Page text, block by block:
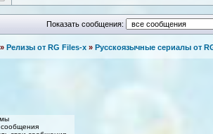
Показать сообщения:
» Релизы от RG Files-x » Русскоязычные сериалы от
сообщения